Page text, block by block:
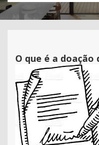
O que é a doação